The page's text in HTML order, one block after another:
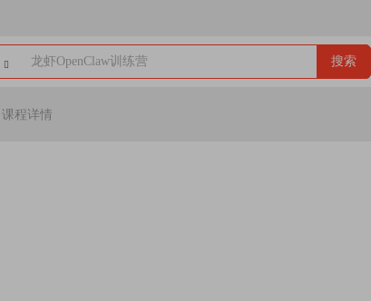
龙虾OpenClaw训练营 搜索
课程详情